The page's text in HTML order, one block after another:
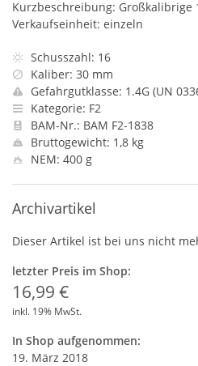
Kurzbeschreibung: Großkalibrige
Verkaufseinheit: einzeln
Schusszahl: 16
Kaliber: 30 mm
Gefahrgutklasse: 1.4G (UN
Kategorie: F2
BAM-Nr.: BAM F2-1838
Bruttogewicht: 1,8 kg
NEM: 400 g
Archivartikel
Dieser Artikel ist bei uns nicht
letzter Preis im Shop:
16,99 €
inkl. 19% MwSt.
In Shop aufgenommen:
19. März 2018